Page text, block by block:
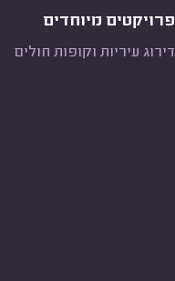
פרויקטים מיוחדים
דירוג עיריות וקופות חולים